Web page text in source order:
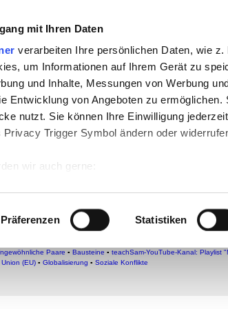
mit Ihren Daten
verarbeiten Ihre persönlichen Daten, wie
um Informationen auf Ihrem Gerät zu
und Inhalte, Messungen von Werbung
Entwicklung von Angeboten zu ermöglichen.
nutzt. Sie können Ihre Einwilligung
Trigger Symbol ändern oder
wir auch gerne:
Scannen nach bestimmten Merkmalen
wie Ihre persönlichen Daten verarbeitet
fest.
Präferenzen Statistiken
-Geschichte-Politik -
-Projekte-So navigiert
-teachSam braucht
für die
(Surfbrett)
▪Überblick▪ [ ▪ EHE
Paare ▪ Bausteine ▪ teachSam-YouTube-Kanal: Playlist
(EU) ▪ Globalisierung ▪ Soziale Konflikte